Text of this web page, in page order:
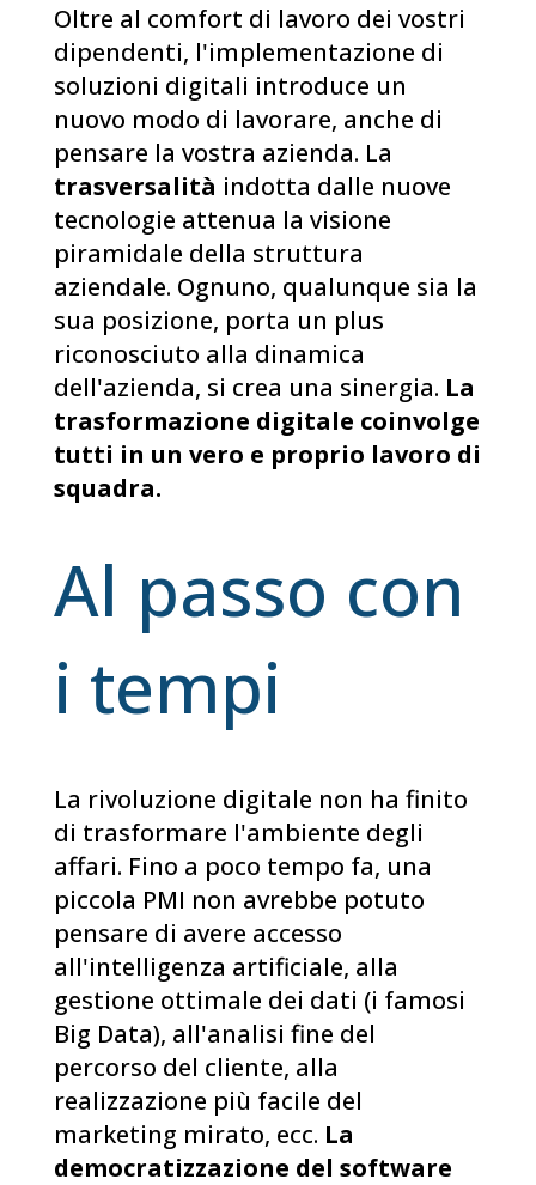
Oltre al comfort di lavoro dei vostri
dipendenti, l'implementazione di
soluzioni digitali introduce un
nuovo modo di lavorare, anche di
pensare la vostra azienda. La
trasversalità indotta dalle nuove
tecnologie attenua la visione
piramidale della struttura
aziendale. Ognuno, qualunque sia la
sua posizione, porta un plus
riconosciuto alla dinamica
dell'azienda, si crea una sinergia. La
trasformazione digitale coinvolge
tutti in un vero e proprio lavoro di
squadra.
Al passo con
i tempi
La rivoluzione digitale non ha finito
di trasformare l'ambiente degli
affari. Fino a poco tempo fa, una
piccola PMI non avrebbe potuto
pensare di avere accesso
all'intelligenza artificiale, alla
gestione ottimale dei dati (i famosi
Big Data), all'analisi fine del
percorso del cliente, alla
realizzazione più facile del
marketing mirato, ecc. La
democratizzazione del software